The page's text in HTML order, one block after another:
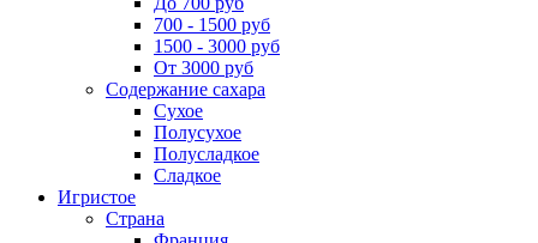
700 - 1500 руб
1500 - 3000 руб
От 3000 руб
Содержание сахара
Сухое
Полусухое
Полусладкое
Сладкое
Игристое
Страна